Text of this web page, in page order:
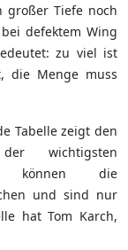
großer Tiefe noch
defektem Wing
zu viel ist
die Menge muss
Tabelle zeigt den
wichtigsten
können die
und sind nur
hat Tom Karch,